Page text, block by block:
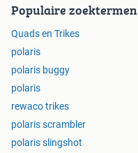
Populaire zoektermen
Quads en Trikes
polaris
polaris buggy
polaris
rewaco trikes
polaris scrambler
polaris slingshot